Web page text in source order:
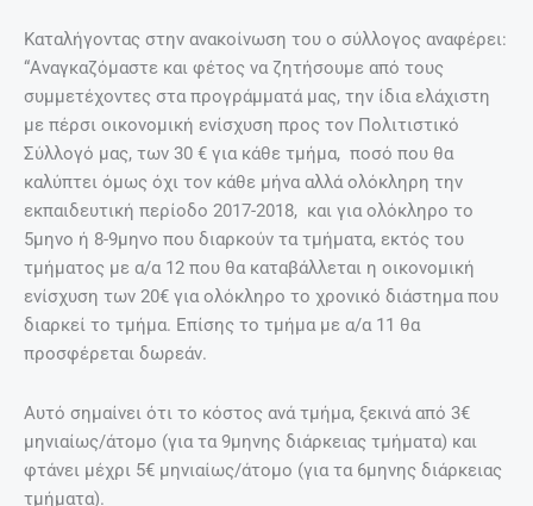
Καταλήγοντας στην ανακοίνωση του ο σύλλογος αναφέρει:
“Αναγκαζόμαστε και φέτος να ζητήσουμε από τους
συμμετέχοντες στα προγράμματά μας, την ίδια ελάχιστη
με πέρσι οικονομική ενίσχυση προς τον Πολιτιστικό
Σύλλογό μας, των 30 € για κάθε τμήμα, ποσό που θα
καλύπτει όμως όχι τον κάθε μήνα αλλά ολόκληρη την
εκπαιδευτική περίοδο 2017-2018, και για ολόκληρο το
5μηνο ή 8-9μηνο που διαρκούν τα τμήματα, εκτός του
τμήματος με α/α 12 που θα καταβάλλεται η οικονομική
ενίσχυση των 20€ για ολόκληρο το χρονικό διάστημα που
διαρκεί το τμήμα. Επίσης το τμήμα με α/α 11 θα
προσφέρεται δωρεάν.
Αυτό σημαίνει ότι το κόστος ανά τμήμα, ξεκινά από 3€
μηνιαίως/άτομο (για τα 9μηνης διάρκειας τμήματα) και
φτάνει μέχρι 5€ μηνιαίως/άτομο (για τα 6μηνης διάρκειας
τμήματα).